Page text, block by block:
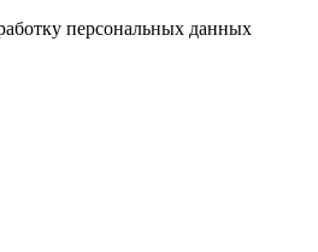
персональных данных